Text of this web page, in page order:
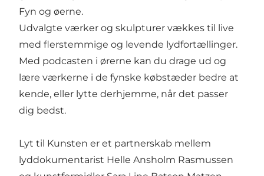
Fyn og øerne.
Udvalgte værker og skulpturer vækkes til live
med flerstemmige og levende lydfortællinger.
Med podcasten i ørerne kan du drage ud og
lære værkerne i de fynske købstæder bedre at
kende, eller lytte derhjemme, når det passer
dig bedst.
Lyt til Kunsten er et partnerskab mellem
lyddokumentarist Helle Ansholm Rasmussen